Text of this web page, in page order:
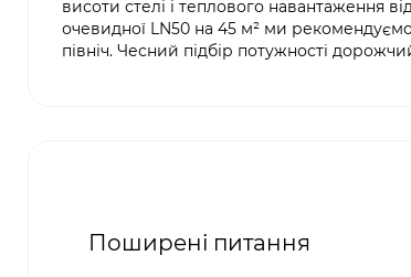
висоти стелі і теплового навантаження
очевидної LN50 на 45 м² ми
північ. Чесний підбір потужності
Поширені питання